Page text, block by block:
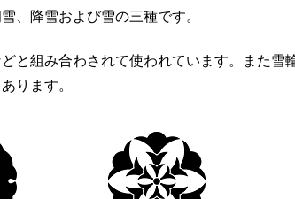
、降雪および雪の三種です。
と組み合わされて使われています。また雪
ります。